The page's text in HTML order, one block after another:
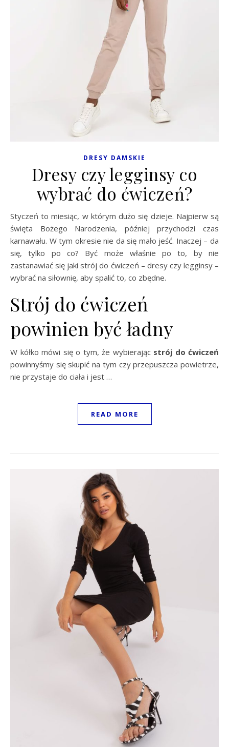
DRESY DAMSKIE
Dresy czy legginsy co
wybrać do ćwiczeń?
Styczeń to miesiąc, w którym dużo się dzieje. Najpierw są
święta Bożego Narodzenia, później przychodzi czas
karnawału. W tym okresie nie da się mało jeść. Inaczej – da
się, tylko po co? Być może właśnie po to, by nie
zastanawiać się jaki strój do ćwiczeń – dresy czy legginsy –
wybrać na siłownię, aby spalić to, co zbędne.
Strój do ćwiczeń
powinien być ładny
W kółko mówi się o tym, że wybierając strój do ćwiczeń
powinnyśmy się skupić na tym czy przepuszcza powietrze,
nie przystaje do ciała i jest …
READ MORE